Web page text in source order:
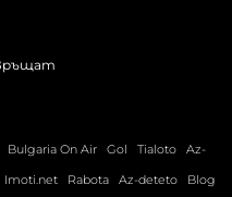
Bulgaria On Air Gol Tialoto
Az-
Imoti.net Rabota Az-deteto
Blog